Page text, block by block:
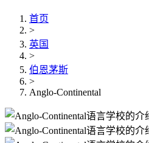
首页
>
英国
>
伯恩茅斯
>
Anglo-Continental